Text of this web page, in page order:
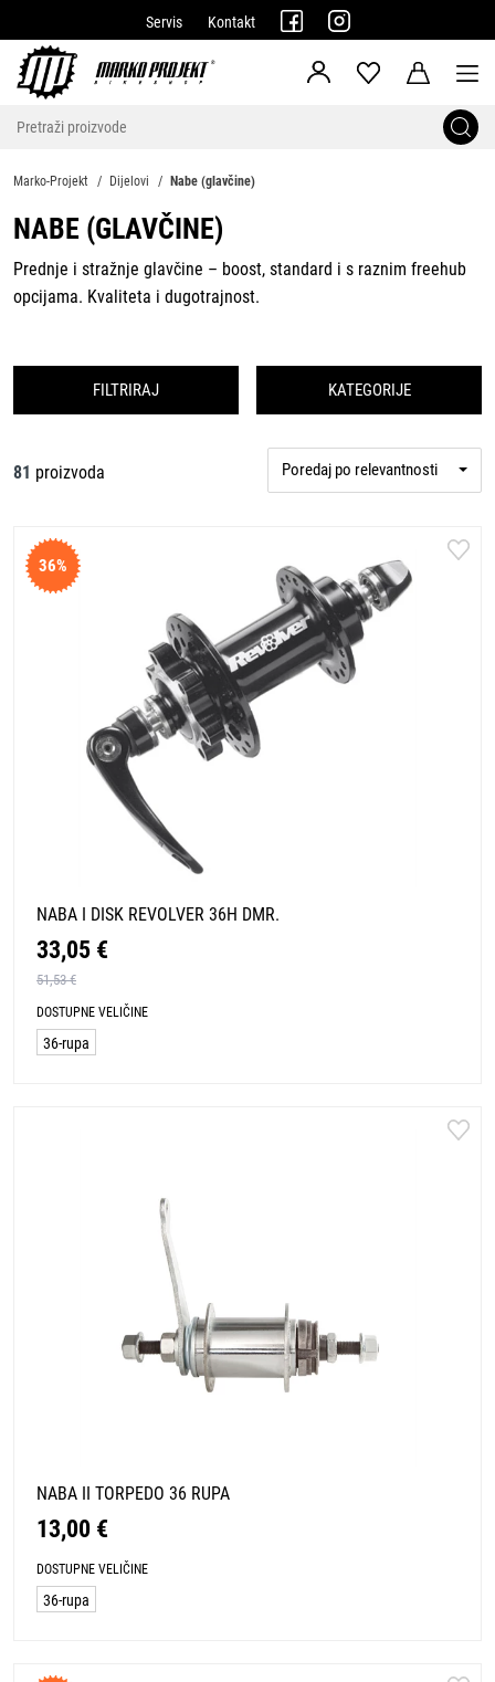
Servis Kontakt
Marko-Projekt Dijelovi Nabe (glavčine)
NABE (GLAVČINE)
Prednje i stražnje glavčine – boost, standard i s raznim freehub
opcijama. Kvaliteta i dugotrajnost.
FILTRIRAJ KATEGORIJE
81 proizvoda Poredaj po relevantnosti
36%
NABA I DISK REVOLVER 36H DMR.
33,05 €
51,53 €
DOSTUPNE VELIČINE
36-rupa
NABA II TORPEDO 36 RUPA
13,00 €
DOSTUPNE VELIČINE
36-rupa